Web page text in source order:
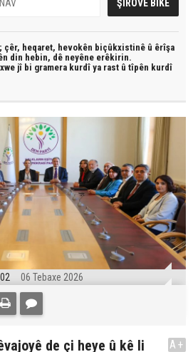
çêr, heqaret, hevokên biçûkxistinê û êrîşa
din hebin, dê neyêne erêkirin.
jî bi gramera kurdî ya rast û tîpên kurdî
06 Tebaxe 2026
de çi heye û kê li
A+